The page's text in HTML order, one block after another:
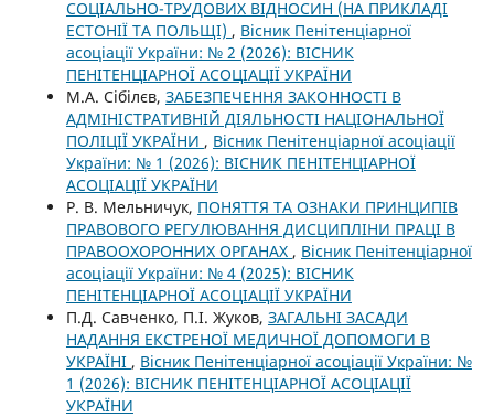
СОЦІАЛЬНО-ТРУДОВИХ ВІДНОСИН (НА ПРИКЛАДІ
ЕСТОНІЇ ТА ПОЛЬЩІ) , Вісник Пенітенціарної
асоціації України: № 2 (2026): ВІСНИК
ПЕНІТЕНЦІАРНОЇ АСОЦІАЦІЇ УКРАЇНИ
М.А. Сібілєв, ЗАБЕЗПЕЧЕННЯ ЗАКОННОСТІ В
АДМІНІСТРАТИВНІЙ ДІЯЛЬНОСТІ НАЦІОНАЛЬНОЇ
ПОЛІЦІЇ УКРАЇНИ , Вісник Пенітенціарної асоціації
України: № 1 (2026): ВІСНИК ПЕНІТЕНЦІАРНОЇ
АСОЦІАЦІЇ УКРАЇНИ
Р. В. Мельничук, ПОНЯТТЯ ТА ОЗНАКИ ПРИНЦИПІВ
ПРАВОВОГО РЕГУЛЮВАННЯ ДИСЦИПЛІНИ ПРАЦІ В
ПРАВООХОРОННИХ ОРГАНАХ , Вісник Пенітенціарної
асоціації України: № 4 (2025): ВІСНИК
ПЕНІТЕНЦІАРНОЇ АСОЦІАЦІЇ УКРАЇНИ
П.Д. Савченко, П.І. Жуков, ЗАГАЛЬНІ ЗАСАДИ
НАДАННЯ ЕКСТРЕНОЇ МЕДИЧНОЇ ДОПОМОГИ В
УКРАЇНІ , Вісник Пенітенціарної асоціації України: №
1 (2026): ВІСНИК ПЕНІТЕНЦІАРНОЇ АСОЦІАЦІЇ
УКРАЇНИ